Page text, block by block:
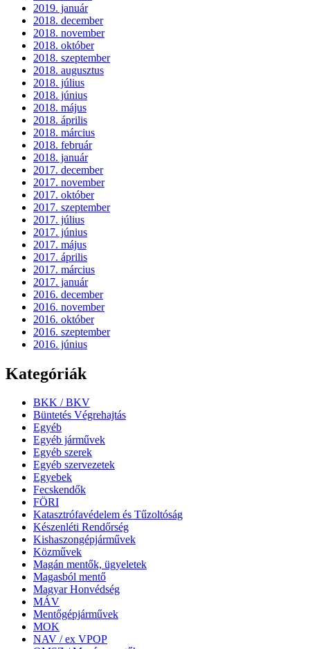
2019. január
2018. december
2018. november
2018. október
2018. szeptember
2018. augusztus
2018. július
2018. június
2018. május
2018. április
2018. március
2018. február
2018. január
2017. december
2017. november
2017. október
2017. szeptember
2017. július
2017. június
2017. május
2017. április
2017. március
2017. január
2016. december
2016. november
2016. október
2016. szeptember
2016. június
Kategóriák
BKK / BKV
Büntetés Végrehajtás
Egyéb
Egyéb járművek
Egyéb szerek
Egyéb szervezetek
Egyebek
Fecskendők
FÖRI
Katasztrófavédelem és Tűzoltóság
Készenléti Rendőrség
Kishaszongépjárművek
Közművek
Magán mentők, ügyeletek
Magasból mentő
Magyar Honvédség
MÁV
Mentőgépjárművek
MOK
NAV / ex VPOP